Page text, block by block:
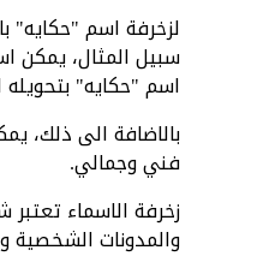
لزخرفة اسم "حكايه"
سبيل المثال، يمكن
اسم "حكايه"
بالاضافة الى ذلك،
فني وجمالي.
زخرفة الاسماء
والمدونات الشخصية